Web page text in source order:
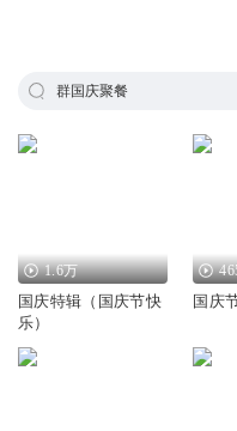
群国庆聚餐
1.6万
国庆特辑（国庆节快
乐）
国庆